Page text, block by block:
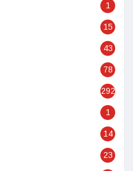
1
15
43
78
292
1
14
23